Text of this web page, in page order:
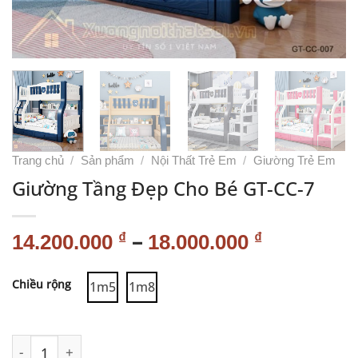
Trang chủ / Sản phẩm / Nội Thất Trẻ Em / Giường Trẻ Em
Giường Tầng Đẹp Cho Bé GT-CC-7
14.200.000 ₫ – 18.000.000 ₫
Chiều rộng 1m5 1m8